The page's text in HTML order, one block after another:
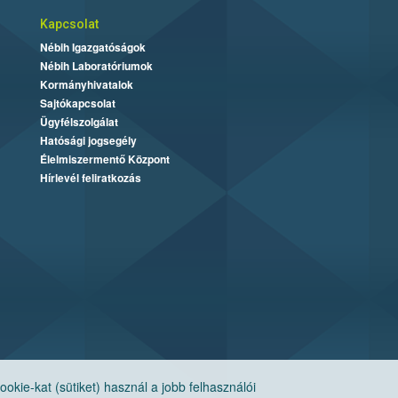
kat (sütiket) használ a jobb felhasználói
Kapcsolat
Nébih Igazgatóságok
Nébih Laboratóriumok
Kormányhivatalok
Sajtókapcsolat
Ügyfélszolgálat
Hatósági jogsegély
Élelmiszermentő Központ
Hírlevél feliratkozás